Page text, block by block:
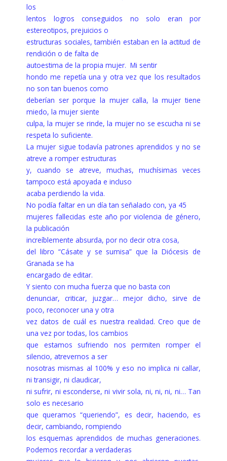
los
lentos logros conseguidos no solo eran por
estereotipos, prejuicios o
estructuras sociales, también estaban en la actitud de
rendición o de falta de
autoestima de la propia mujer. Mi sentir
hondo me repetía una y otra vez que los resultados
no son tan buenos como
deberían ser porque la mujer calla, la mujer tiene
miedo, la mujer siente
culpa, la mujer se rinde, la mujer no se escucha ni se
respeta lo suficiente.
La mujer sigue todavía patrones aprendidos y no se
atreve a romper estructuras
y, cuando se atreve, muchas, muchísimas veces
tampoco está apoyada e incluso
acaba perdiendo la vida.
No podía faltar en un día tan señalado con, ya 45
mujeres fallecidas este año por violencia de género,
la publicación
increíblemente absurda, por no decir otra cosa,
del libro “Cásate y se sumisa” que la Diócesis de
Granada se ha
encargado de editar.
Y siento con mucha fuerza que no basta con
denunciar, criticar, juzgar… mejor dicho, sirve de
poco, reconocer una y otra
vez datos de cuál es nuestra realidad. Creo que de
una vez por todas, los cambios
que estamos sufriendo nos permiten romper el
silencio, atrevernos a ser
nosotras mismas al 100% y eso no implica ni callar,
ni transigir, ni claudicar,
ni sufrir, ni esconderse, ni vivir sola, ni, ni, ni, ni… Tan
solo es necesario
que queramos “queriendo”, es decir, haciendo, es
decir, cambiando, rompiendo
los esquemas aprendidos de muchas generaciones.
Podemos recordar a verdaderas